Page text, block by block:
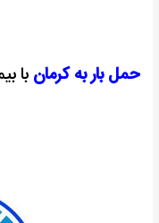
حمل بار به کرمان با